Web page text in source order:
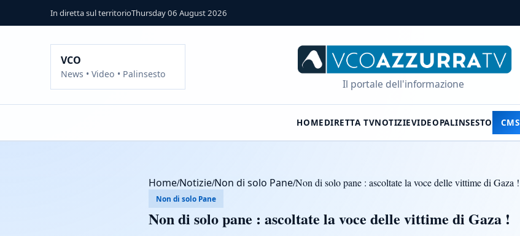
In diretta sul territorioThursday 06 August 2026
VCO
News • Video • Palinsesto
Il portale dell'informazione
HOMEDIRETTA TVNOTIZIEVIDEOPALINSESTO CMS
Home/Notizie/Non di solo Pane/Non di solo pane : ascoltate la voce delle vittime di Gaza !
Non di solo Pane
Non di solo pane : ascoltate la voce delle vittime di Gaza !